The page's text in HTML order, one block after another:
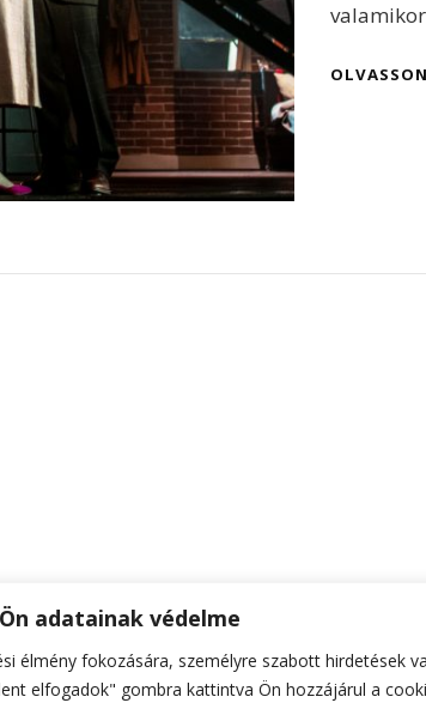
adatainak védelme
élmény fokozására, személyre szabott hirdetések
elfogadok" gombra kattintva Ön hozzájárul a
ELTE Online . Minden jog fenntartva.Hello